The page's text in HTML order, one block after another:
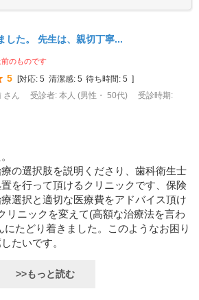
した。 先生は、親切丁寧...
のものです
5 対応: 5 清潔感: 5 待ち時間: 5
さん
受診者: 本人 (男性・ 50代)
受診時期:
の選択肢を説明くださり、歯科衛生士
を行って頂けるクリニックです、保険
選択と適切な医療費をアドバイス頂け
リニックを変えて(高額な治療法を言わ
にたどり着きました。このようなお困り
たいです。
>>もっと読む